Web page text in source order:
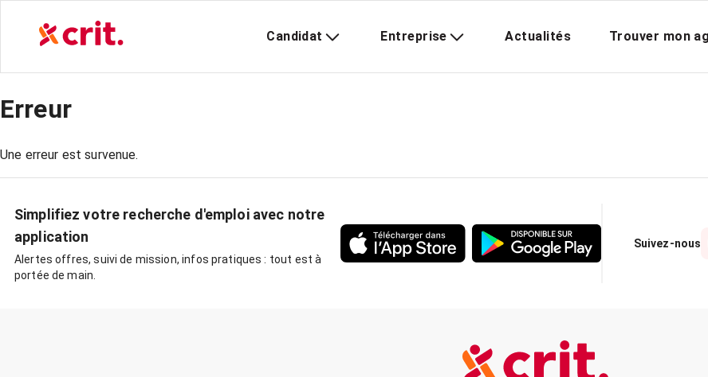
Candidat Entreprise Actualités Trouver mon
Erreur
Une erreur est survenue.
Simplifiez votre recherche d'emploi avec notre
application
Alertes offres, suivi de mission, infos pratiques : tout est à
portée de main.
Suivez-nous